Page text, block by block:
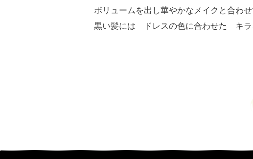
ボリュームを出し華やかなメイクと合わ
黒い髪には ドレスの色に合わせた キラ